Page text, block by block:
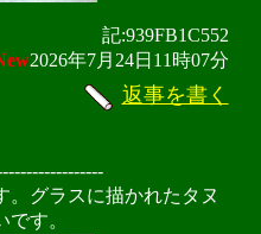
記:939FB1C552
2026年7月24日11時07分
返事を書く
。グラスに描かれたタヌ
す。